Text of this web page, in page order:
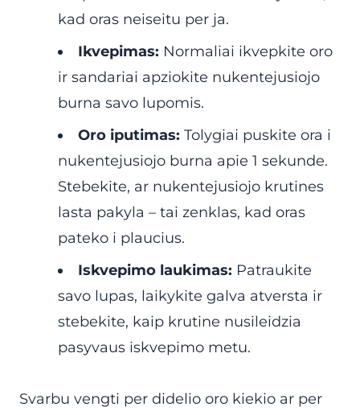
kad oras neiseitu per ja.
Ikvepimas: Normaliai ikvepkite oro
ir sandariai apziokite nukentejusiojo
burna savo lupomis.
Oro iputimas: Tolygiai puskite ora i
nukentejusiojo burna apie 1 sekunde.
Stebekite, ar nukentejusiojo krutines
lasta pakyla – tai zenklas, kad oras
pateko i plaucius.
Iskvepimo laukimas: Patraukite
savo lupas, laikykite galva atversta ir
stebekite, kaip krutine nusileidzia
pasyvaus iskvepimo metu.
Svarbu vengti per didelio oro kiekio ar per